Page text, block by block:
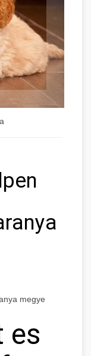
megye
es